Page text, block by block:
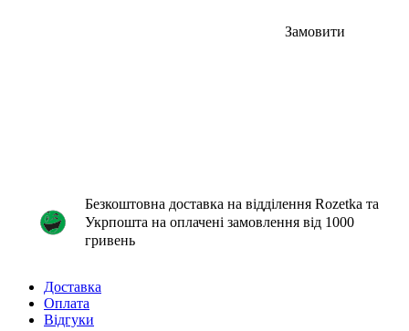
Замовити
Безкоштовна доставка на відділення Rozetka та
Укрпошта на оплачені замовлення від 1000
гривень
Доставка
Оплата
Відгуки